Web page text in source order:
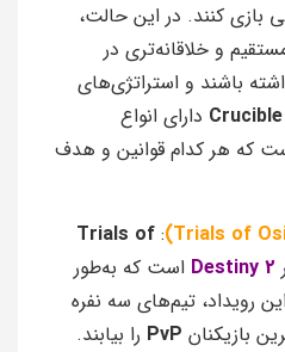
بازی کنند. در این حالت،
و خلاقانه‌تری در
باشند و استراتژی‌های
Crucible دارای انواع
که هر کدام قوانین و هدف
:
Trials of
Destiny 2 است که به‌طور
رویداد، تیم‌های سه نفره
بازیکنان PvP را بیابند.